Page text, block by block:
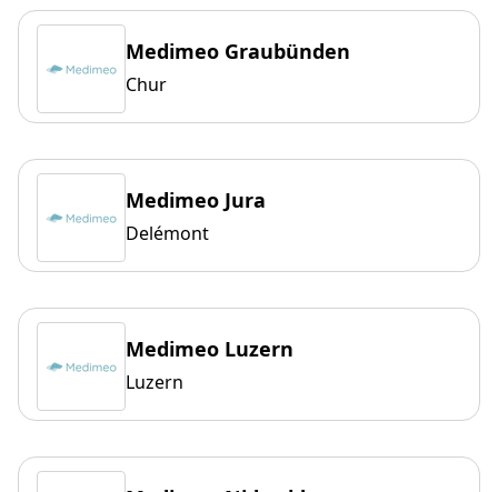
Medimeo Graubünden
Chur
Medimeo Jura
Delémont
Medimeo Luzern
Luzern